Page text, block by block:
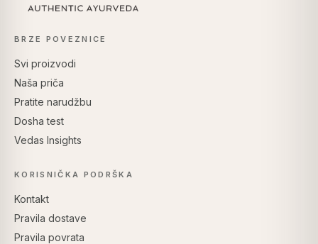
BRZE POVEZNICE
Svi proizvodi
Naša priča
Pratite narudžbu
Dosha test
Vedas Insights
KORISNIČKA PODRŠKA
Kontakt
Pravila dostave
Pravila povrata